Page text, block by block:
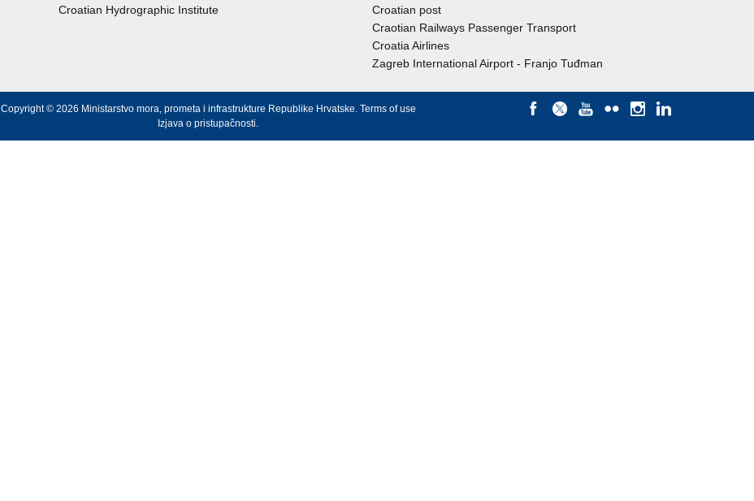
Croatian Hydrographic Institute
Croatian post
Craotian Railways Passenger Transport
Croatia Airlines
Zagreb International Airport - Franjo Tuđman
Copyright © 2026 Ministarstvo mora, prometa i infrastrukture Republike Hrvatske. Terms of use
Izjava o pristupačnosti.